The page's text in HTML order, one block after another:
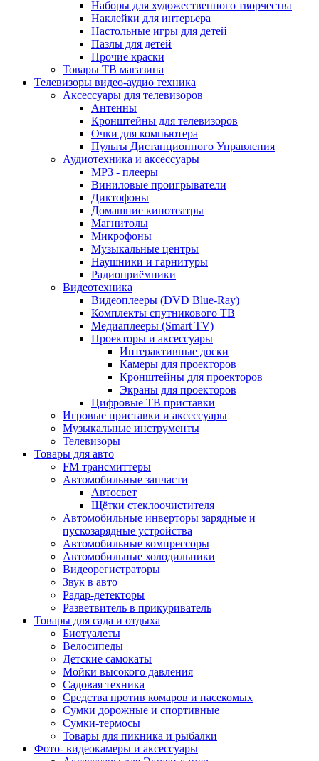
Наборы для художественного творчества
Наклейки для интерьера
Настольные игры для детей
Пазлы для детей
Прочие краски
Товары ТВ магазина
Телевизоры видео-аудио техника
Аксессуары для телевизоров
Антенны
Кронштейны для телевизоров
Очки для компьютера
Пульты Дистанционного Управления
Аудиотехника и аксессуары
MP3 - плееры
Виниловые проигрыватели
Диктофоны
Домашние кинотеатры
Магнитолы
Микрофоны
Музыкальные центры
Наушники и гарнитуры
Радиоприёмники
Видеотехника
Видеоплееры (DVD Blue-Ray)
Комплекты спутникового ТВ
Медиаплееры (Smart TV)
Проекторы и аксессуары
Интерактивные доски
Камеры для проекторов
Кронштейны для проекторов
Экраны для проекторов
Цифровые ТВ приставки
Игровые приставки и аксессуары
Музыкальные инструменты
Телевизоры
Товары для авто
FM трансмиттеры
Автомобильные запчасти
Автосвет
Щётки стеклоочистителя
Автомобильные инверторы зарядные и
пускозарядные устройства
Автомобильные компрессоры
Автомобильные холодильники
Видеорегистраторы
Звук в авто
Радар-детекторы
Разветвитель в прикуриватель
Товары для сада и отдыха
Биотуалеты
Велосипеды
Детские самокаты
Мойки высокого давления
Садовая техника
Средства против комаров и насекомых
Сумки дорожные и спортивные
Сумки-термосы
Товары для пикника и рыбалки
Фото- видеокамеры и аксессуары